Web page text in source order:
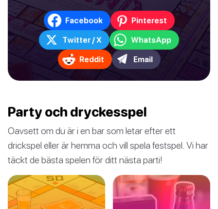
Facebook Pinterest
Twitter / X WhatsApp
Reddit Email
Party och dryckesspel
Oavsett om du är i en bar som letar efter ett
drickspel eller är hemma och vill spela festspel. Vi har
täckt de bästa spelen för ditt nästa parti!